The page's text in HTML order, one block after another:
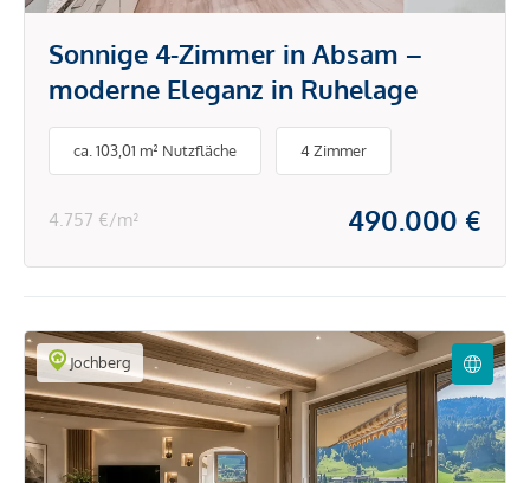
Sonnige 4-Zimmer in Absam –
moderne Eleganz in Ruhelage
ca. 103,01 m² Nutzfläche 4 Zimmer
4.757 €/m² 490.000 €
Jochberg